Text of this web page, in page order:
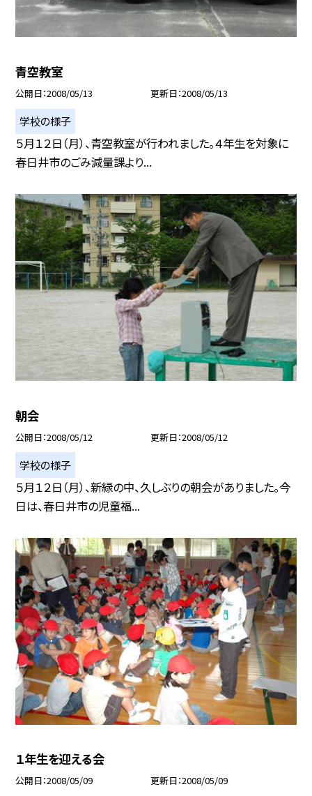
青空教室
公開日 2008/05/13 更新日 2008/05/13
学校の様子
５月１２日（月）、青空教室が行われました。４年生を対象に
春日井市のごみ減量課より...
朝会
公開日 2008/05/12 更新日 2008/05/12
学校の様子
５月１２日（月）、新緑の中、久しぶりの朝会がありました。今
日は、春日井市の児童福...
１年生を迎える会
公開日 2008/05/09 更新日 2008/05/09